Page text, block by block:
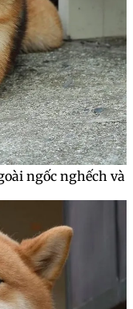
ngốc nghếch và